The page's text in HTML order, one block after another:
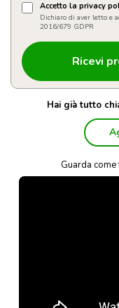
Accetto la privacy
Dichiaro di aver letto e
2016/679 GDPR
Hai già tutto
Guarda